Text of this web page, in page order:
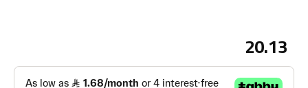
20.13